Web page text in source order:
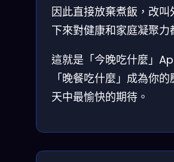
因此直接放棄煮飯，改
下來對健康和家庭凝聚力
這就是「今晚吃什麼」
「晚餐吃什麼」成為你
天中最愉快的期待。